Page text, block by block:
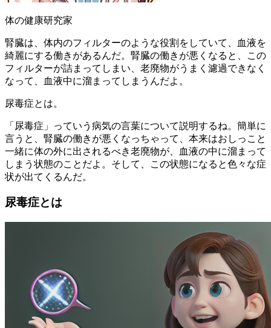
体の健康研究家
腎臓は、体内のフィルターのような役割をしていて、血液を
綺麗にする働きがあるんだ。腎臓の働きが悪くなると、この
フィルターが詰まってしまい、老廃物がうまく濾過できなく
なって、血液中に溜まってしまうんだよ。
尿毒症とは。
「尿毒症」っていう病気の言葉について説明するね。簡単に
言うと、腎臓の働きが悪くなっちゃって、本来はおしっこと
一緒に体の外に出されるべき老廃物が、血液の中に溜まって
しまう状態のことだよ。そして、この状態になると色々な症
状が出てくるんだ。
尿毒症とは